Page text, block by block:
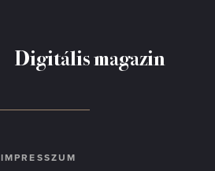
Digitális magazin
IMPRESSZUM